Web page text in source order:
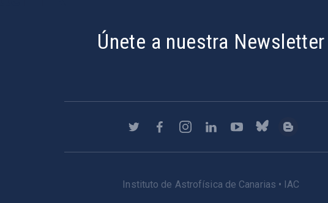
Únete a nuestra Newsletter
Instituto de Astrofísica de Canarias • IAC